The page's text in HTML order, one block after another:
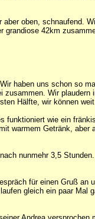
oben, schnaufend.
42km
haben uns schon so
Wir plaudern
Hälfte, wir können
funktioniert wie ein
warmem Getränk, aber
nunmehr 3,5
für einen Gruß an
gleich ein paar Mal